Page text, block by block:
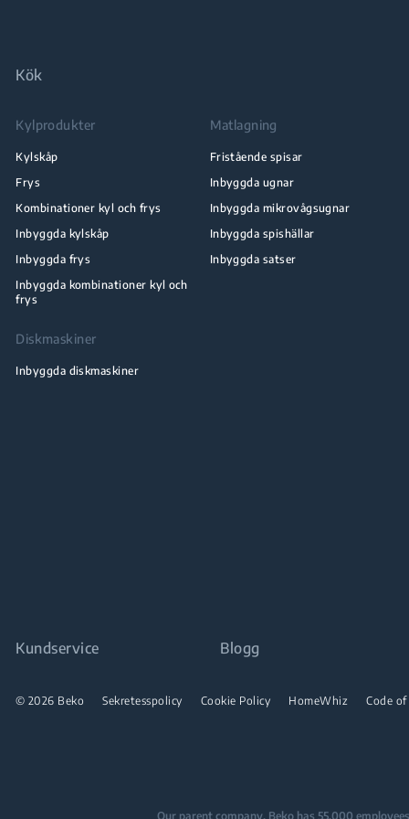
Kök
Kylprodukter
Kylskåp
Frys
Kombinationer kyl och frys
Inbyggda kylskåp
Inbyggda frys
Inbyggda kombinationer kyl och
frys
Matlagning
Fristående spisar
Inbyggda ugnar
Inbyggda mikrovågsugnar
Inbyggda spishällar
Inbyggda satser
Diskmaskiner
Inbyggda diskmaskiner
Kundservice Blogg
© 2026 Beko Sekretesspolicy Cookie Policy HomeWhiz Code
Our parent company, Beko has 55,000